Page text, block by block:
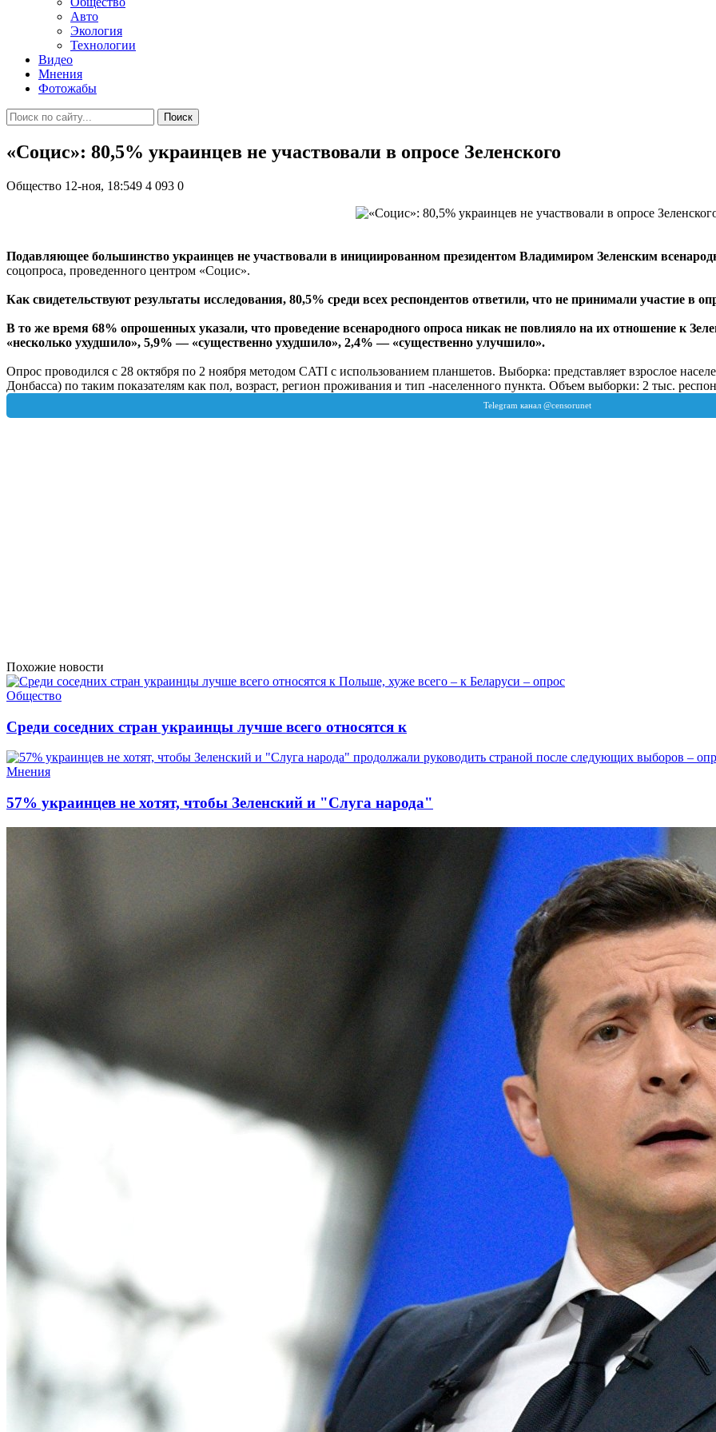
Авто
Экология
Технологии
Видео
Мнения
Фотожабы
Поиск
«Социс»: 80,5% украинцев не участвовали в опросе Зеленского
Общество 12-ноя, 18:549 4 093 0
Подавляющее большинство украинцев не участвовали в инициированном президентом Владимиром Зеленским
соцопроса, проведенного центром «Социс».
Как свидетельствуют результаты исследования, 80,5% среди всех респондентов ответили, что не принимали участие в
В то же время 68% опрошенных указали, что проведение всенародного опроса никак не повлияло на их отношение к
«несколько ухудшило», 5,9% — «существенно ухудшило», 2,4% — «существенно улучшило».
Опрос проводился с 28 октября по 2 ноября методом CATI с использованием планшетов. Выборка: представляет взрослое
Донбасса) по таким показателям как пол, возраст, регион проживания и тип -населенного пункта. Объем выборки: 2 тыс.
Похожие новости
Общество
Среди соседних стран украинцы лучше всего относятся к
Мнения
57% украинцев не хотят, чтобы Зеленский и "Слуга народа"